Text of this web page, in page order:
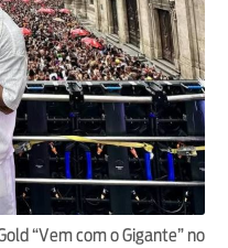
“Vem com o Gigante” no